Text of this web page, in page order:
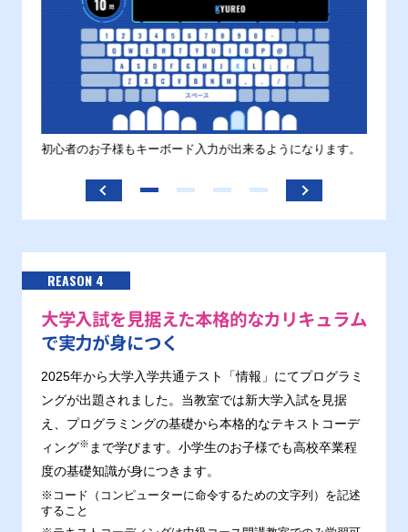
初心者のお子様もキーボード入力が出来るようになります。
REASON 4
大学入試を見据えた本格的なカリキュラム
で実力が身につく
2025年から大学入学共通テスト「情報」にてプログラミ
ングが出題されました。当教室では新大学入試を見据
え、プログラミングの基礎から本格的なテキストコーデ
ィング※ まで学びます。小学生のお子様でも高校卒業程
度の基礎知識が身につきます。
※コード（コンピューターに命令するための文字列）を記述
すること